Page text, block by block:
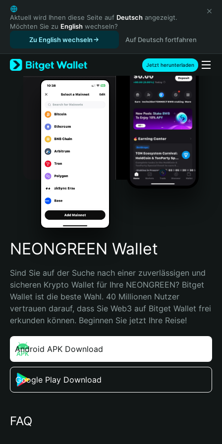
English
日本語
Tiếng Việt
Русский
Español (Latinoamérica)
Türkçe
Italiano
Português (Portugal)
Bahasa Indonesia
Português (Brasil)
Español (Argentina)
Aktuell wird Ihnen diese Seite auf Deutsch angezeigt.
Möchten Sie zu English wechseln?
Zu English wechseln
Auf Deutsch fortfahren
Jetzt herunterladen
NEONGREEN Wallet
Sind Sie auf der Suche nach einer zuverlässigen und
sicheren Krypto Wallet für Ihre NEONGREEN? Bitget
Wallet ist die beste Wahl. 40 Millionen Nutzer
vertrauen darauf, dass Sie Web3 auf Bitget Wallet frei
erkunden können. Beginnen Sie jetzt Ihre Reise!
Android APK Download
Google Play Download
FAQ